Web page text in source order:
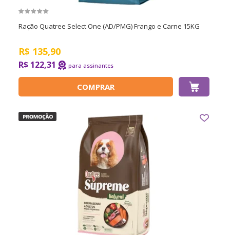
Ração Quatree Select One (AD/PMG) Frango e Carne 15KG
R$ 135,90
R$ 122,31
COMPRAR